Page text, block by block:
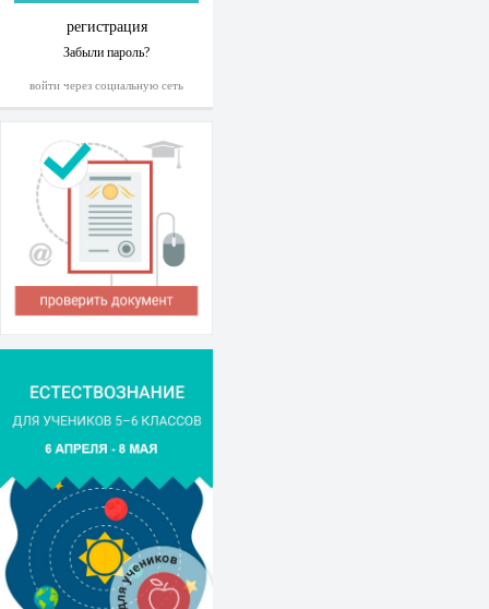
регистрация
Забыли пароль?
войти через социальную сеть